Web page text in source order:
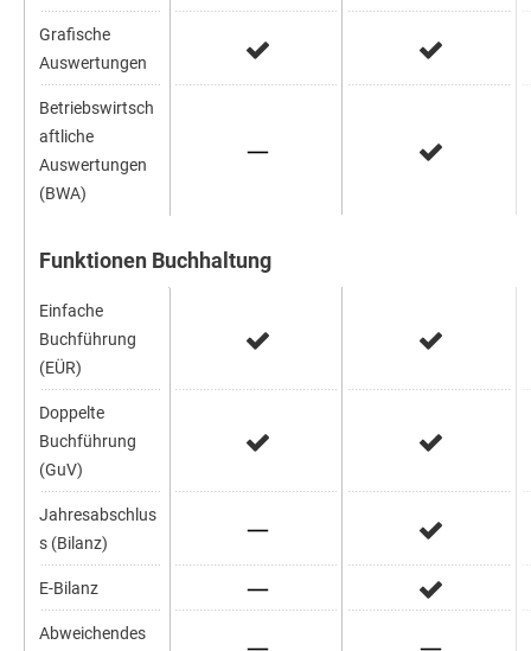
Grafische
Auswertungen
Betriebswirtsch
aftliche
Auswertungen
(BWA)
Funktionen Buchhaltung
Einfache
Buchführung
(EÜR)
Doppelte
Buchführung
(GuV)
Jahresabschlus
s (Bilanz)
E-Bilanz
Abweichendes